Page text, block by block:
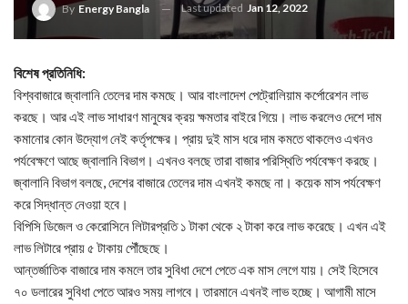
By Energy Bangla Last updated Jan 12, 2022
বিশেষ প্রতিনিধি:
বিশ্ববাজারে জ্বালানি তেলের দাম কমছে। আর বাংলাদেশ পেট্রোলিয়াম কর্পোরেশন লাভ
করছে। আর এই লাভ সাধারণ মানুষের ক্রয় ক্ষমতার বাইরে গিয়ে। লাভ করলেও দেশে দাম
কমানোর কোন উদ্যোগ নেই কর্তৃপক্ষের। প্রায় দুই মাস ধরে দাম কমতে থাকলেও এখনও
পর্যবেক্ষণে আছে জ্বালানি বিভাগ। এখনও বলছে তারা বাজার পরিস্থিতি পর্যবেক্ষণ করছে।
জ্বালানি বিভাগ বলছে, দেশের বাজারে তেলের দাম এখনই কমছে না। কয়েক মাস পর্যবেক্ষণ
করে সিদ্ধান্ত নেওয়া হবে।
বিপিসি ডিজেল ও কেরোসিনে লিটারপ্রতি ১ টাকা থেকে ২ টাকা করে লাভ করেছে। এখন এই
লাভ লিটারে প্রায় ৫ টাকায় পৌঁছেছে।
আন্তর্জাতিক বাজারে দাম কমলে তার সুবিধা দেশে পেতে এক মাস লেগে যায়। সেই হিসেবে
৭০ ডলারের সুবিধা পেতে আরও সময় লাগবে। তারমানে এখনই লাভ হচ্ছে। আগামী মাসে